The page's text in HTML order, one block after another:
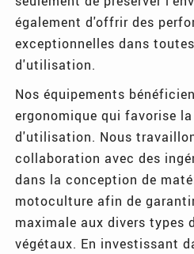
également d'offrir des
exceptionnelles dans
d'utilisation.
Nos équipements
ergonomique qui favorise
d'utilisation. Nous
collaboration avec des
dans la conception de
motoculture afin de
maximale aux divers types
végétaux. En investissant